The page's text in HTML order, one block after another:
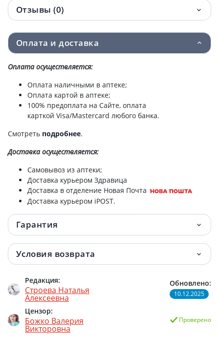
уп
Соска-пустышка силик веселая бабочка
Соска-пустышка 2 бантик
Соска-пустышка латекс ласун инд уп №2
НДС
Накостыльник №25
Накостыльник №21
Накостыльник №19 62 грн.
Накостыльник №28
НДС
ИНД УП НДС
Отзывы (0)
Оплата и доставка
Оплата осуществляется:
Оплата наличными в аптеке;
Оплата картой в аптеке;
100% предоплата на Сайте, оплата
карткой Visa/Mastercard любого банка.
Смотреть подробнее.
Доставкаосуществляется:
Самовывоз из аптеки;
Доставка курьером Здравица
Доставка в отделение Новая Почта
Доставка курьером iPOST.
Гарантия
Условия возврата
Редакция:
Строева Наталья
Алексеевна
Цензор:
Божко Валерия
Викторовна
Обновлено:
10.12.2025
Проверено